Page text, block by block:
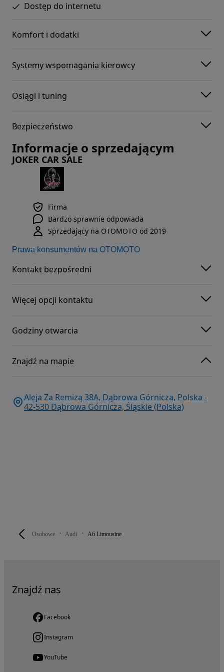
Osobowe Audi A6 Limousine
Dostęp do internetu
Komfort i dodatki
Systemy wspomagania kierowcy
Osiągi i tuning
Bezpieczeństwo
Informacje o sprzedającym
JOKER CAR SALE
Firma
Bardzo sprawnie odpowiada
Sprzedający na OTOMOTO od 2019
Prawa konsumentów na OTOMOTO
Kontakt bezpośredni
Więcej opcji kontaktu
Godziny otwarcia
Znajdź na mapie
Aleja Za Remizą 38A, Dąbrowa Górnicza, Polska -
42-530 Dąbrowa Górnicza, Śląskie (Polska)
Znajdź nas
Facebook
Instagram
YouTube